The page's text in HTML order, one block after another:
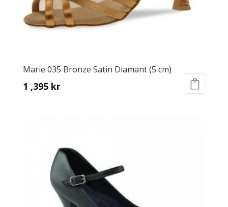
Marie 035 Bronze Satin Diamant (5 cm)
1 ,395 kr